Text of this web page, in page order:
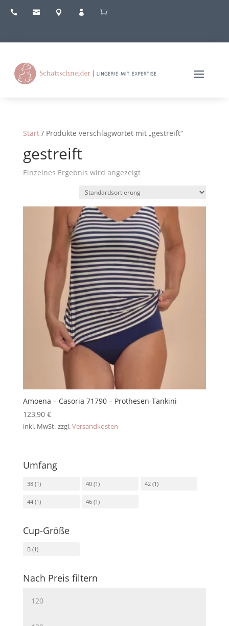
    
Start/ Produkte verschlagwortet mit „gestreift“
gestreift
Einzelnes Ergebnis wird angezeigt
Amoena – Casoria 71790 – Prothesen-Tankini
123,90 €
inkl. MwSt. zzgl.Versandkosten
Umfang
38 (1) 40 (1) 42 (1)
44 (1) 46 (1)
Cup-Größe
B (1)
Nach Preis filtern